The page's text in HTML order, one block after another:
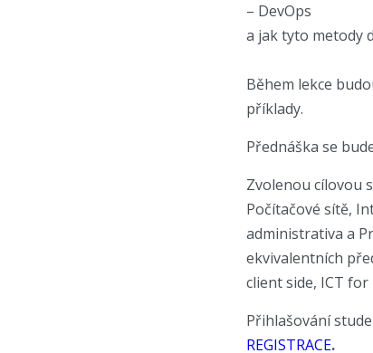
– DevOps
a jak tyto metody
Během lekce
příklady.
Přednáška se
Zvolenou cílovou
Počítačové sítě,
administrativa a
ekvivalentních
client side, ICT for
Přihlašování
REGISTRACE.